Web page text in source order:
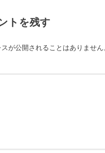
トを残す
が公開されることはありません